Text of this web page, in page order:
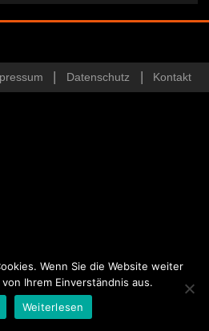
Datenschutz Kontakt
Wenn Sie die Website weiter
Ihrem Einverständnis aus.
Weiterlesen